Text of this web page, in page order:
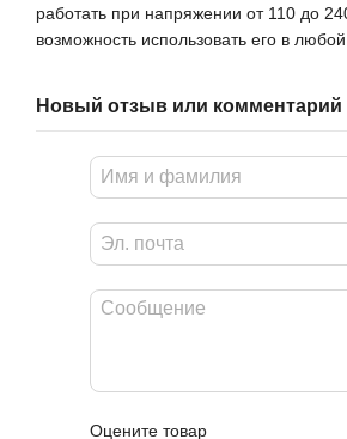
работать при напряжении от 110 до
возможность использовать его в
Новый отзыв или комментарий
Оцените товар